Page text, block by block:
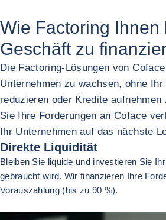
Wie Factoring Ihnen
Geschäft zu
Die Factoring-Lösungen von
Unternehmen zu wachsen, ohne
reduzieren oder Kredite aufnehmen
Sie Ihre Forderungen an Coface
Ihr Unternehmen auf das nächste
Direkte Liquidität
Bleiben Sie liquide und investieren Sie
gebraucht wird. Wir finanzieren Ihre
Vorauszahlung (bis zu 90 %).